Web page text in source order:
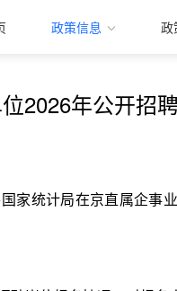
政策信息 政
2026年公开招